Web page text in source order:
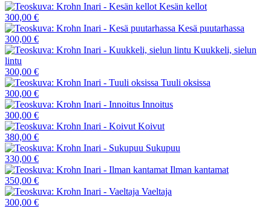
Kesän kellot
300,00 €
Kesä puutarhassa
300,00 €
Kuukkeli, sielun
lintu
300,00 €
Tuuli oksissa
300,00 €
Innoitus
300,00 €
Koivut
380,00 €
Sukupuu
330,00 €
Ilman kantamat
350,00 €
Vaeltaja
300,00 €